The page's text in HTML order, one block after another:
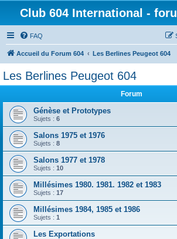
Club 604 International -
FAQ
Accueil du Forum 604 Les Berlines Peugeot 604
Les Berlines Peugeot 604
Forum
Génèse et Prototypes
Sujets : 6
Salons 1975 et 1976
Sujets : 8
Salons 1977 et 1978
Sujets : 10
Millésimes 1980. 1981. 1982 et 1983
Sujets : 17
Millésimes 1984, 1985 et 1986
Sujets : 1
Les Exportations